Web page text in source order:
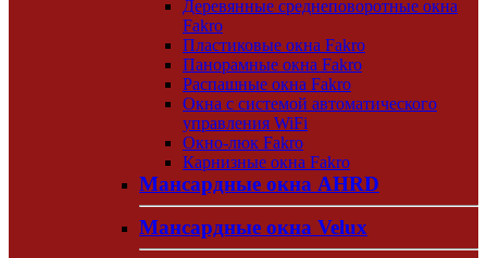
Деревянные среднеповоротные окна
Fakro
Пластиковые окна Fakro
Панорамные окна Fakro
Распашные окна Fakro
Окна с системой автоматического
управления WiFi
Окно-люк Fakro
Карнизные окна Fakro
Мансардные окна AHRD
Мансардные окна Velux